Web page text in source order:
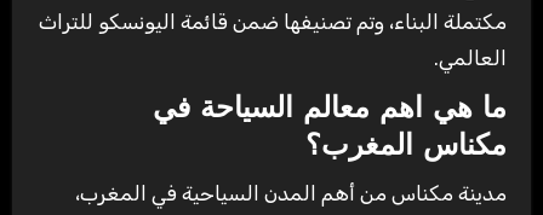
مكتملة البناء، وتم تصنيفها ضمن قائمة اليونسكو للتراث
العالمي.
ما هي اهم معالم السياحة في
مكناس المغرب؟
مدينة مكناس من أهم المدن السياحية في المغرب،